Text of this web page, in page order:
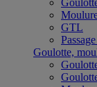
GTL
Goulotte,